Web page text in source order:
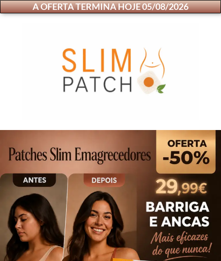
A OFERTA TERMINA HOJE 05/08/2026